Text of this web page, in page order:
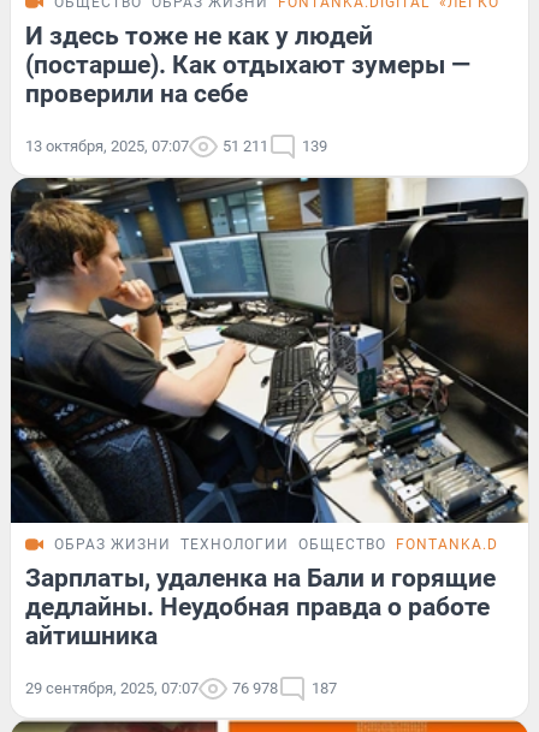
И здесь тоже не как у людей
(постарше). Как отдыхают зумеры —
проверили на себе
13 октября, 2025, 07:07 51 211 139
ОБРАЗ ЖИЗНИ ТЕХНОЛОГИИ ОБЩЕСТВО
Зарплаты, удаленка на Бали и горящие
дедлайны. Неудобная правда о работе
айтишника
29 сентября, 2025, 07:07 76 978 187